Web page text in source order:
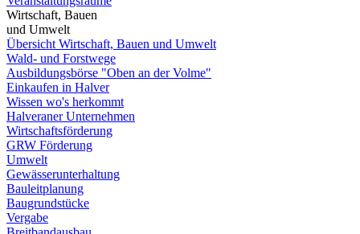
Wirtschaft, Bauen
und Umwelt
Übersicht Wirtschaft, Bauen und Umwelt
Wald- und Forstwege
Ausbildungsbörse "Oben an der Volme"
Einkaufen in Halver
Wissen wo's herkommt
Halveraner Unternehmen
Wirtschaftsförderung
GRW Förderung
Umwelt
Gewässerunterhaltung
Bauleitplanung
Baugrundstücke
Vergabe